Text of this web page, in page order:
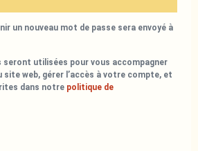
un nouveau mot de passe sera envoyé à
seront utilisées pour vous accompagner
web, gérer l’accès à votre compte, et
dans notre politique de